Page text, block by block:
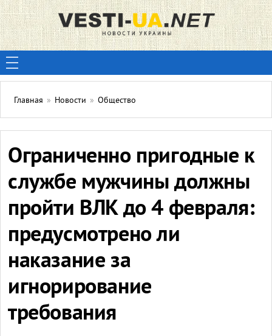
Главная » Новости » Общество
Ограниченно пригодные к
службе мужчины должны
пройти ВЛК до 4 февраля:
предусмотрено ли
наказание за
игнорирование
требования